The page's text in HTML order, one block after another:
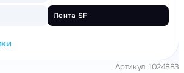
Лента SF
Артикул: 1024883